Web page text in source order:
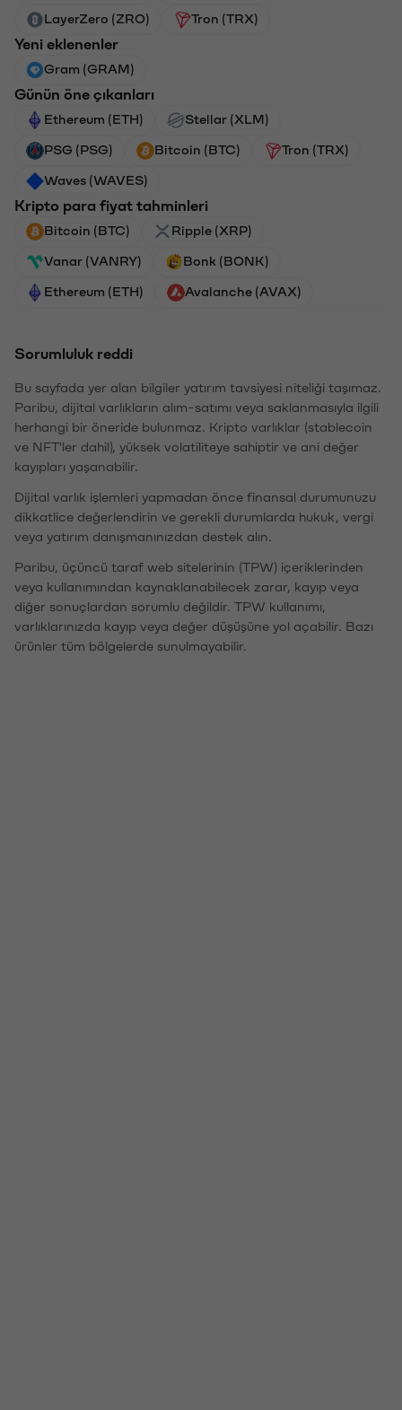
LayerZero (ZRO) Tron (TRX)
Yeni eklenenler
Gram (GRAM)
Günün öne çıkanları
Ethereum (ETH) Stellar (XLM)
PSG (PSG) Bitcoin (BTC) Tron (TRX)
Waves (WAVES)
Kripto para fiyat tahminleri
Bitcoin (BTC) Ripple (XRP)
Vanar (VANRY) Bonk (BONK)
Ethereum (ETH) Avalanche (AVAX)
Sorumluluk reddi
Bu sayfada yer alan bilgiler yatırım tavsiyesi niteliği taşımaz.
Paribu, dijital varlıkların alım-satımı veya saklanmasıyla ilgili
herhangi bir öneride bulunmaz. Kripto varlıklar (stablecoin
ve NFT'ler dahil), yüksek volatiliteye sahiptir ve ani değer
kayıpları yaşanabilir.
Dijital varlık işlemleri yapmadan önce finansal durumunuzu
dikkatlice değerlendirin ve gerekli durumlarda hukuk, vergi
veya yatırım danışmanınızdan destek alın.
Paribu, üçüncü taraf web sitelerinin (TPW) içeriklerinden
veya kullanımından kaynaklanabilecek zarar, kayıp veya
diğer sonuçlardan sorumlu değildir. TPW kullanımı,
varlıklarınızda kayıp veya değer düşüşüne yol açabilir. Bazı
ürünler tüm bölgelerde sunulmayabilir.